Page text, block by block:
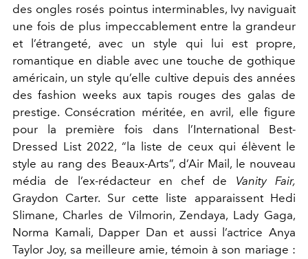
des ongles rosés pointus interminables, Ivy naviguait
une fois de plus impeccablement entre la grandeur
et l’étrangeté, avec un style qui lui est propre,
romantique en diable avec une touche de gothique
américain, un style qu’elle cultive depuis des années
des fashion weeks aux tapis rouges des galas de
prestige. Consécration méritée, en avril, elle figure
pour la première fois dans l’International Best-
Dressed List 2022, “la liste de ceux qui élèvent le
style au rang des Beaux-Arts”, d’Air Mail, le nouveau
média de l’ex-rédacteur en chef de Vanity Fair,
Graydon Carter. Sur cette liste apparaissent Hedi
Slimane, Charles de Vilmorin, Zendaya, Lady Gaga,
Norma Kamali, Dapper Dan et aussi l’actrice Anya
Taylor Joy, sa meilleure amie, témoin à son mariage :